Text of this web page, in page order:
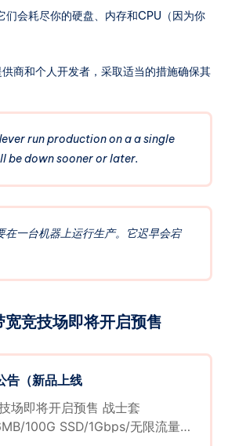
会耗尽你的硬盘、内存和CPU（因为你
商和个人开发者，采取适当的措施确保其
run production on a a single
be down sooner or later.
在一台机器上运行生产。它迟早会宕
竞技场即将开启预售
告（新品上线
场即将开启预售 战士套
100G SSD/1Gbps/无限流量